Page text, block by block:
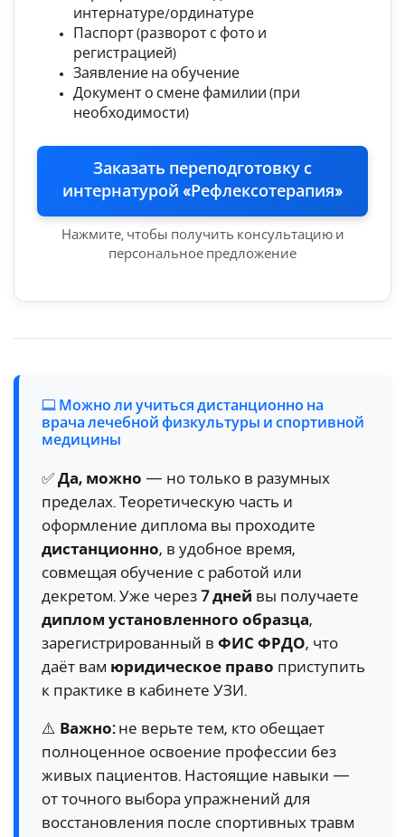
интернатуре/ординатуре
Паспорт (разворот с фото и
регистрацией)
Заявление на обучение
Документ о смене фамилии (при
необходимости)
Заказать переподготовку с
интернатурой «Рефлексотерапия»
Нажмите, чтобы получить консультацию и
персональное предложение
Можно ли учиться дистанционно на
врача лечебной физкультуры и спортивной
медицины
✅ Да, можно — но только в разумных
пределах. Теоретическую часть и
оформление диплома вы проходите
дистанционно, в удобное время,
совмещая обучение с работой или
декретом. Уже через 7 дней вы получаете
диплом установленного образца,
зарегистрированный в ФИС ФРДО, что
даёт вам юридическое право приступить
к практике в кабинете УЗИ.
⚠️ Важно:не верьте тем, кто обещает
полноценное освоение профессии без
живых пациентов. Настоящие навыки —
от точного выбора упражнений для
восстановления после спортивных травм